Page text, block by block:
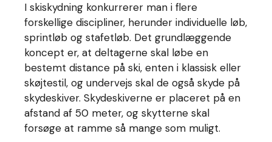
I skiskydning konkurrerer man i flere
forskellige discipliner, herunder individuelle løb,
sprintløb og stafetløb. Det grundlæggende
koncept er, at deltagerne skal løbe en
bestemt distance på ski, enten i klassisk eller
skøjtestil, og undervejs skal de også skyde på
skydeskiver. Skydeskiverne er placeret på en
afstand af 50 meter, og skytterne skal
forsøge at ramme så mange som muligt.